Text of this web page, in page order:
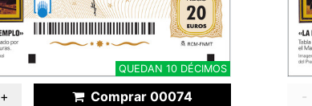
QUEDAN 10 DÉCIMOS
+ Comprar 00074 -